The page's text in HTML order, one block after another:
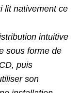
lit nativement ce
intuitive
sous forme de
CD, puis
son